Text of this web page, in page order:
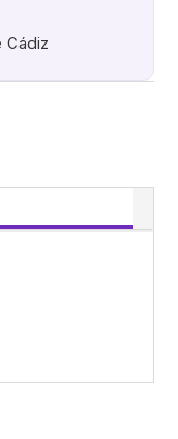
Cádiz